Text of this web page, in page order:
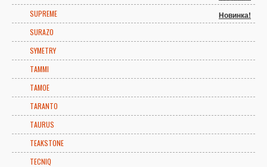
SUPREME Новинка!
SURAZO
SYMETRY
TAMMI
TAMOE
TARANTO
TAURUS
TEAKSTONE
TECNIQ